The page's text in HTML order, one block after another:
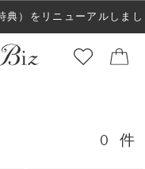
典）をリニューアルしまし
0 件